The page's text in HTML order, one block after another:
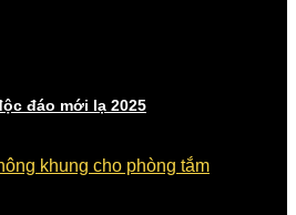
đáo mới lạ 2025